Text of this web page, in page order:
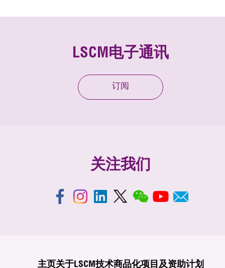
LSCM电子通讯
订阅
关注我们
主页关于LSCM技术商品化项目及资助计划